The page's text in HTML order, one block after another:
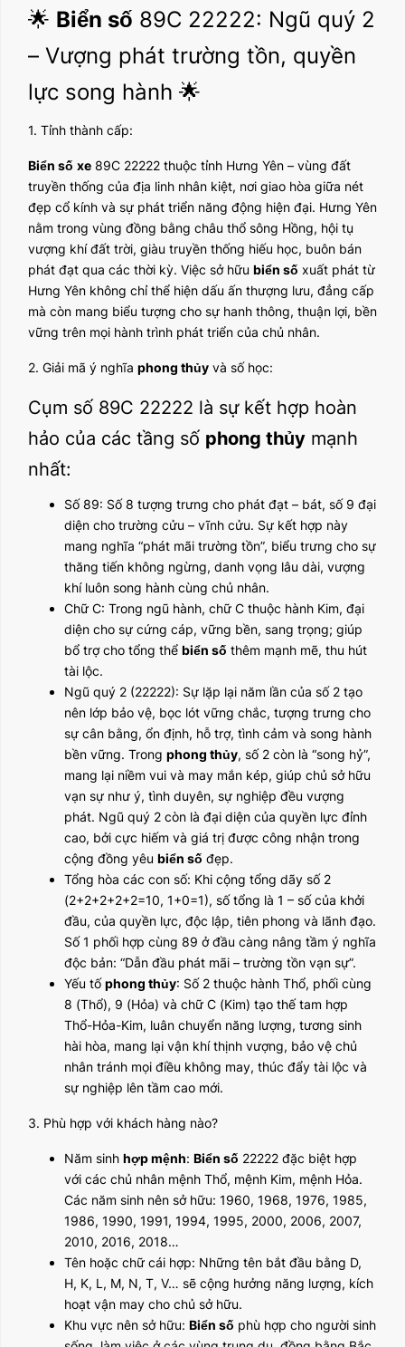
🌟 Biển số 89C 22222: Ngũ quý 2
– Vượng phát trường tồn, quyền
lực song hành 🌟
1. Tỉnh thành cấp:
Biển số xe 89C 22222 thuộc tỉnh Hưng Yên – vùng đất
truyền thống của địa linh nhân kiệt, nơi giao hòa giữa nét
đẹp cổ kính và sự phát triển năng động hiện đại. Hưng Yên
nằm trong vùng đồng bằng châu thổ sông Hồng, hội tụ
vượng khí đất trời, giàu truyền thống hiếu học, buôn bán
phát đạt qua các thời kỳ. Việc sở hữu biển số xuất phát từ
Hưng Yên không chỉ thể hiện dấu ấn thượng lưu, đẳng cấp
mà còn mang biểu tượng cho sự hanh thông, thuận lợi, bền
vững trên mọi hành trình phát triển của chủ nhân.
2. Giải mã ý nghĩa phong thủy và số học:
Cụm số 89C 22222 là sự kết hợp hoàn
hảo của các tầng số phong thủy mạnh
nhất:
Số 89: Số 8 tượng trưng cho phát đạt – bát, số 9 đại
diện cho trường cửu – vĩnh cửu. Sự kết hợp này
mang nghĩa “phát mãi trường tồn”, biểu trưng cho sự
thăng tiến không ngừng, danh vọng lâu dài, vượng
khí luôn song hành cùng chủ nhân.
Chữ C: Trong ngũ hành, chữ C thuộc hành Kim, đại
diện cho sự cứng cáp, vững bền, sang trọng; giúp
bổ trợ cho tổng thể biển số thêm mạnh mẽ, thu hút
tài lộc.
Ngũ quý 2 (22222): Sự lặp lại năm lần của số 2 tạo
nên lớp bảo vệ, bọc lót vững chắc, tượng trưng cho
sự cân bằng, ổn định, hỗ trợ, tình cảm và song hành
bền vững. Trong phong thủy, số 2 còn là “song hỷ”,
mang lại niềm vui và may mắn kép, giúp chủ sở hữu
vạn sự như ý, tình duyên, sự nghiệp đều vượng
phát. Ngũ quý 2 còn là đại diện của quyền lực đỉnh
cao, bởi cực hiếm và giá trị được công nhận trong
cộng đồng yêu biển số đẹp.
Tổng hòa các con số: Khi cộng tổng dãy số 2
(2+2+2+2+2=10, 1+0=1), số tổng là 1 – số của khởi
đầu, của quyền lực, độc lập, tiên phong và lãnh đạo.
Số 1 phối hợp cùng 89 ở đầu càng nâng tầm ý nghĩa
độc bản: “Dẫn đầu phát mãi – trường tồn vạn sự”.
Yếu tốphong thủy: Số 2 thuộc hành Thổ, phối cùng
8 (Thổ), 9 (Hỏa) và chữ C (Kim) tạo thế tam hợp
Thổ-Hỏa-Kim, luân chuyển năng lượng, tương sinh
hài hòa, mang lại vận khí thịnh vượng, bảo vệ chủ
nhân tránh mọi điều không may, thúc đẩy tài lộc và
sự nghiệp lên tầm cao mới.
3. Phù hợp với khách hàng nào?
Năm sinh hợp mệnh: Biển số 22222 đặc biệt hợp
với các chủ nhân mệnh Thổ, mệnh Kim, mệnh Hỏa.
Các năm sinh nên sở hữu: 1960, 1968, 1976, 1985,
1986, 1990, 1991, 1994, 1995, 2000, 2006, 2007,
2010, 2016, 2018…
Tên hoặc chữ cái hợp: Những tên bắt đầu bằng D,
H, K, L, M, N, T, V… sẽ cộng hưởng năng lượng, kích
hoạt vận may cho chủ sở hữu.
Khu vực nên sở hữu: Biển số phù hợp cho người sinh